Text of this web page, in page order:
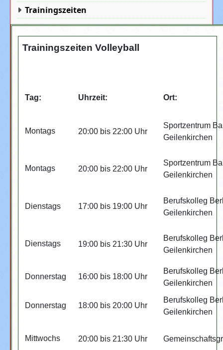
Trainingszeiten
Trainingszeiten Volleyball
Tag: Uhrzeit: Ort:
Montags 20:00 bis 22:00 Uhr
Sportzentrum
Geilenkirchen
Montags 20:00 bis 22:00 Uhr
Sportzentrum
Geilenkirchen
Dienstags 17:00 bis 19:00 Uhr
Berufskolleg
Geilenkirchen
Dienstags 19:00 bis 21:30 Uhr
Berufskolleg
Geilenkirchen
Donnerstag 16:00 bis 18:00 Uhr
Berufskolleg
Geilenkirchen
Donnerstag 18:00 bis 20:00 Uhr
Berufskolleg
Geilenkirchen
Mittwochs 20:00 bis 21:30 Uhr